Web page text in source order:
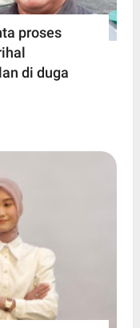
proses
di duga